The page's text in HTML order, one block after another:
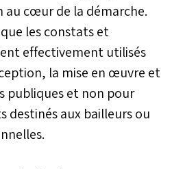
cœur de la démarche.
les constats et
effectivement utilisés
la mise en œuvre et
publiques et non pour
destinés aux bailleurs ou